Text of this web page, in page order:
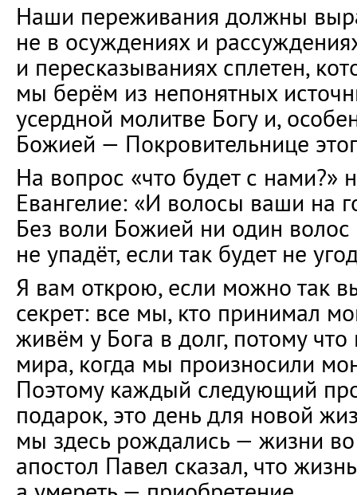
Наши переживания должны
не в осуждениях и
и пересказываниях сплетен,
мы берём из непонятных
усердной молитве Богу и,
Божией — Покровительнице
На вопрос «что будет с нами?»
Евангелие: «И волосы ваши на
Без воли Божией ни один
не упадёт, если так будет не
Я вам открою, если можно так
секрет: все мы, кто принимал
живём у Бога в долг, потому
мира, когда мы произносили
Поэтому каждый следующий
подарок, это день для новой
мы здесь рождались — жизни
апостол Павел сказал, что